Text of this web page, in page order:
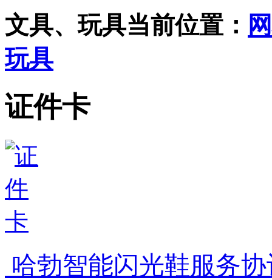
文具、玩具当前位置：
玩具
证件卡
哈勃智能闪光鞋服务